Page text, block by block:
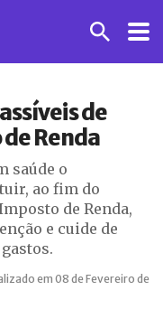
de
Renda
saúde o
ao fim do
de Renda,
e cuide de
em 08 de Fevereiro de